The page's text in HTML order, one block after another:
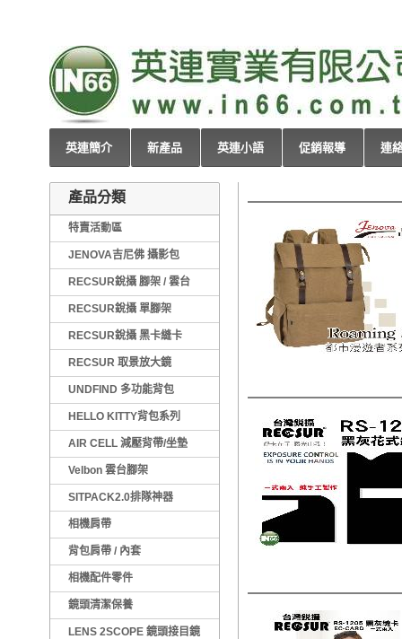
英連簡介 新產品 英連小語 促銷報導 連
產品分類
特賣活動區
JENOVA吉尼佛 攝影包
RECSUR銳攝 腳架 / 雲台
RECSUR銳攝 單腳架
RECSUR銳攝 黑卡縫卡
RECSUR 取景放大鏡
UNDFIND 多功能背包
HELLO KITTY背包系列
AIR CELL 減壓背帶/坐墊
Velbon 雲台腳架
SITPACK2.0排隊神器
相機肩帶
背包肩帶 / 內套
相機配件零件
鏡頭清潔保養
LENS 2SCOPE 鏡頭接目鏡